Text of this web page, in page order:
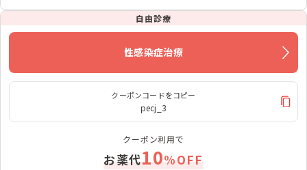
自由診療
性感染症治療
クーポンコードをコピー
pecj_3
クーポン利用で
お薬代10%OFF